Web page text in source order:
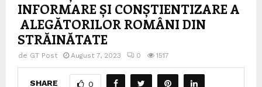
INFORMARE ȘI CONȘTIENTIZARE A
ALEGĂTORILOR ROMÂNI DIN
STRĂINĂTATE
de GT Post August 7, 2023 0 1517
SHARE 0